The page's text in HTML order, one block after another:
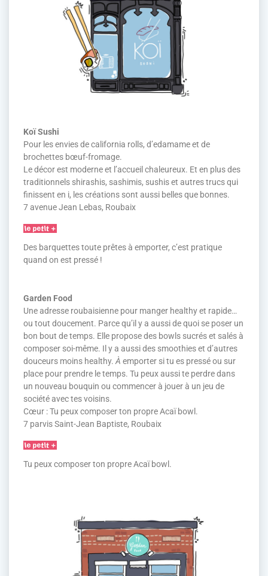
Koï Sushi
Pour les envies de california rolls, d’edamame et de
brochettes bœuf-fromage.
Le décor est moderne et l’accueil chaleureux. Et en plus des
traditionnels shirashis, sashimis, sushis et autres trucs qui
finissent en i, les créations sont aussi belles que bonnes.
7 avenue Jean Lebas, Roubaix
Des barquettes toute prêtes à emporter, c’est pratique
quand on est pressé !
Garden Food
Une adresse roubaisienne pour manger healthy et rapide…
ou tout doucement. Parce qu’il y a aussi de quoi se poser un
bon bout de temps. Elle propose des bowls sucrés et salés à
composer soi-même. Il y a aussi des smoothies et d’autres
douceurs moins healthy. À emporter si tu es pressé ou sur
place pour prendre le temps. Tu peux aussi te perdre dans
un nouveau bouquin ou commencer à jouer à un jeu de
société avec tes voisins.
Cœur : Tu peux composer ton propre Acaï bowl.
7 parvis Saint-Jean Baptiste, Roubaix
Tu peux composer ton propre Acaï bowl.